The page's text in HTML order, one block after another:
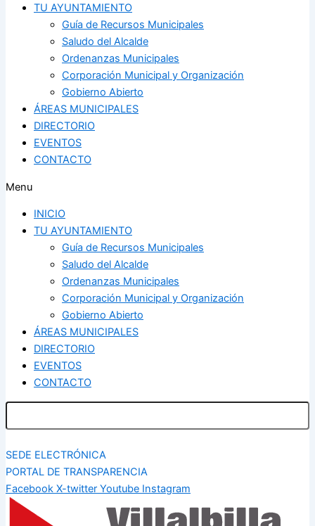
TU AYUNTAMIENTO
Guía de Recursos Municipales
Saludo del Alcalde
Ordenanzas Municipales
Corporación Municipal y Organización
Gobierno Abierto
ÁREAS MUNICIPALES
DIRECTORIO
EVENTOS
CONTACTO
Menu
INICIO
TU AYUNTAMIENTO
Guía de Recursos Municipales
Saludo del Alcalde
Ordenanzas Municipales
Corporación Municipal y Organización
Gobierno Abierto
ÁREAS MUNICIPALES
DIRECTORIO
EVENTOS
CONTACTO
SEDE ELECTRÓNICA
PORTAL DE TRANSPARENCIA
Facebook X-twitter Youtube Instagram